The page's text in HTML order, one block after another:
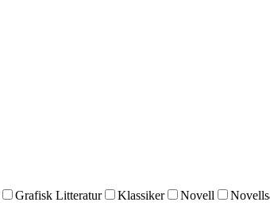
Grafisk Litteratur Klassiker Novell